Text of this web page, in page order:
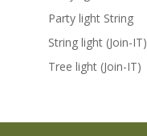
Party light String
String light (Join-IT)
Tree light (Join-IT)